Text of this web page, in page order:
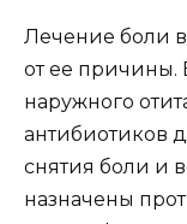
Лечение боли в
от ее причины.
наружного
антибиотиков
снятия боли и
назначены